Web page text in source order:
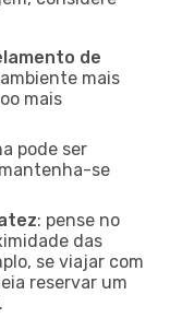
de
mais
mais
pode ser
se
: pense no
das
se viajar com
reservar um